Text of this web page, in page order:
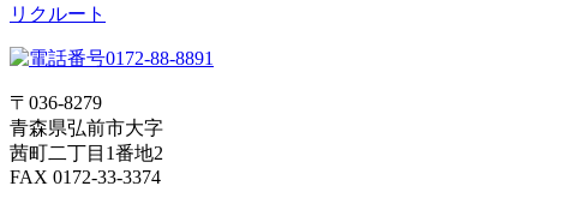
リクルート
〒036-8279
青森県弘前市大字
茜町二丁目1番地2
FAX 0172-33-3374